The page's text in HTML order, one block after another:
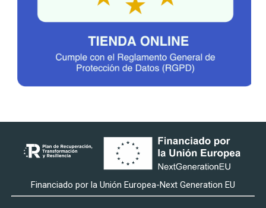
Financiado por la Unión Europea-Next Generation EU